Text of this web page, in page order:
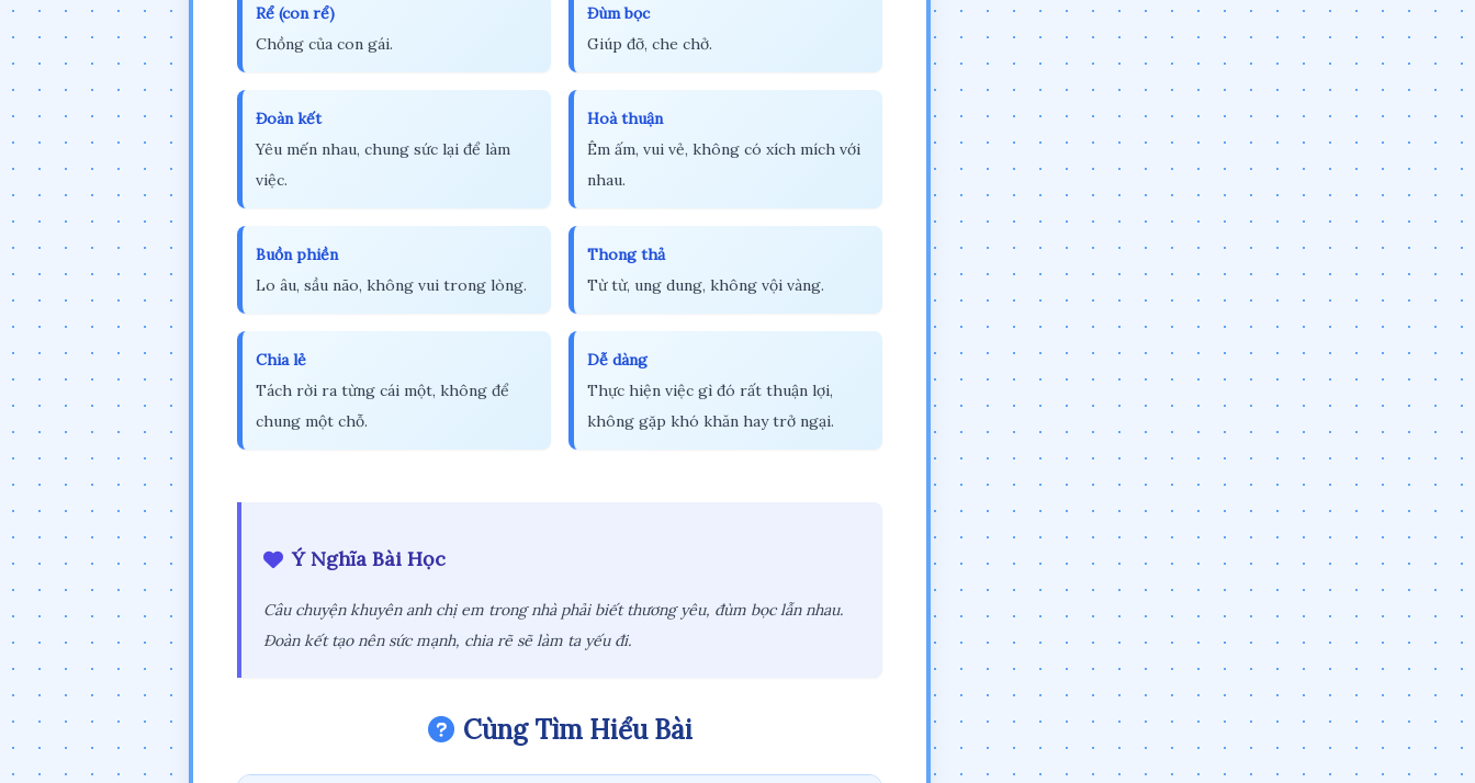
Rể (con rể)
Chồng của con gái.
Đùm bọc
Giúp đỡ, che chở.
Đoàn kết
Yêu mến nhau, chung sức lại để làm
việc.
Hoà thuận
Êm ấm, vui vẻ, không có xích mích với
nhau.
Buồn phiền
Lo âu, sầu não, không vui trong lòng.
Thong thả
Từ từ, ung dung, không vội vàng.
Chia lẻ
Tách rời ra từng cái một, không để
chung một chỗ.
Dễ dàng
Thực hiện việc gì đó rất thuận lợi,
không gặp khó khăn hay trở ngại.
Ý Nghĩa Bài Học
Câu chuyện khuyên anh chị em trong nhà phải biết thương yêu, đùm bọc lẫn nhau.
Đoàn kết tạo nên sức mạnh, chia rẽ sẽ làm ta yếu đi.
Cùng Tìm Hiểu Bài